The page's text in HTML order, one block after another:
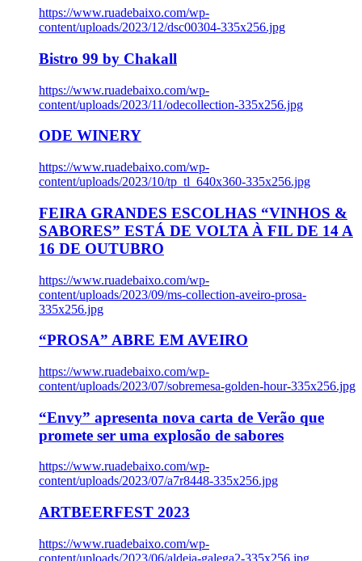
https://www.ruadebaixo.com/wp-
content/uploads/2023/12/dsc00304-335x256.jpg
Bistro 99 by Chakall
https://www.ruadebaixo.com/wp-
content/uploads/2023/11/odecollection-335x256.jpg
ODE WINERY
https://www.ruadebaixo.com/wp-
content/uploads/2023/10/tp_tl_640x360-335x256.jpg
FEIRA GRANDES ESCOLHAS “VINHOS &
SABORES” ESTÁ DE VOLTA À FIL DE 14 A
16 DE OUTUBRO
https://www.ruadebaixo.com/wp-
content/uploads/2023/09/ms-collection-aveiro-prosa-
335x256.jpg
“PROSA” ABRE EM AVEIRO
https://www.ruadebaixo.com/wp-
content/uploads/2023/07/sobremesa-golden-hour-335x256.jpg
“Envy” apresenta nova carta de Verão que
promete ser uma explosão de sabores
https://www.ruadebaixo.com/wp-
content/uploads/2023/07/a7r8448-335x256.jpg
ARTBEERFEST 2023
https://www.ruadebaixo.com/wp-
content/uploads/2023/06/aldeia-galega2-335x256.jpg